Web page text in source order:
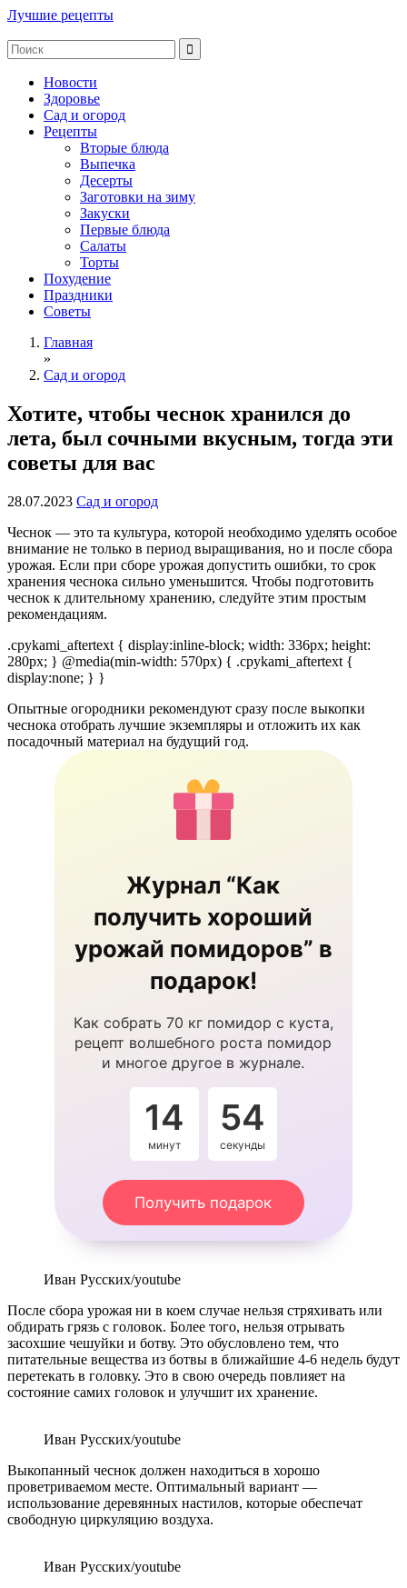
Лучшие рецепты
Новости
Здоровье
Сад и огород
Рецепты
Вторые блюда
Выпечка
Десерты
Заготовки на зиму
Закуски
Первые блюда
Салаты
Торты
Похудение
Праздники
Советы
Главная
»
Сад и огород
Хотите, чтобы чеснок хранился до
лета, был сочными вкусным, тогда эти
советы для вас
28.07.2023 Сад и огород
Чеснок — это та культура, которой необходимо уделять особое
внимание не только в период выращивания, но и после сбора
урожая. Если при сборе урожая допустить ошибки, то срок
хранения чеснока сильно уменьшится. Чтобы подготовить
чеснок к длительному хранению, следуйте этим простым
рекомендациям.
.cpykami_aftertext { display:inline-block; width: 336px; height:
280px; } @media(min-width: 570px) { .cpykami_aftertext {
display:none; } }
Опытные огородники рекомендуют сразу после выкопки
чеснока отобрать лучшие экземпляры и отложить их как
посадочный материал на будущий год.
Журнал “Как
получить хороший
урожай помидоров” в
подарок!
Как собрать 70 кг помидор с куста,
рецепт волшебного роста помидор
и многое другое в журнале.
14
минут
53
секунды
Получить подарок
Иван Русских/youtube
После сбора урожая ни в коем случае нельзя стряхивать или
обдирать грязь с головок. Более того, нельзя отрывать
засохшие чешуйки и ботву. Это обусловлено тем, что
питательные вещества из ботвы в ближайшие 4-6 недель будут
перетекать в головку. Это в свою очередь повлияет на
состояние самих головок и улучшит их хранение.
Иван Русских/youtube
Выкопанный чеснок должен находиться в хорошо
проветриваемом месте. Оптимальный вариант —
использование деревянных настилов, которые обеспечат
свободную циркуляцию воздуха.
Иван Русских/youtube